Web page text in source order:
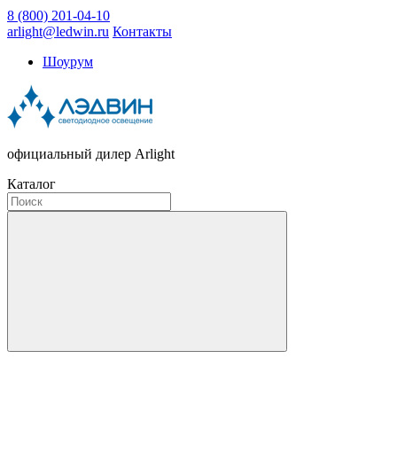
8 (800) 201-04-10
arlight@ledwin.ru Контакты
Шоурум
официальный дилер Arlight
Каталог